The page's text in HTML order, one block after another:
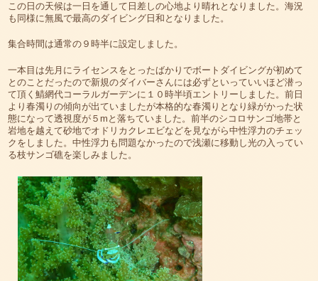
この日の天候は一日を通して日差しの心地より晴れとなりました。海況
も同様に無風で最高のダイビング日和となりました。
集合時間は通常の９時半に設定しました。
一本目は先月にライセンスをとったばかりでボートダイビングが初めて
とのことだったので新規のダイバーさんには必ずといっていいほど潜っ
て頂く鯖網代コーラルガーデンに１０時半頃エントリーしました。前日
より春濁りの傾向が出ていましたが本格的な春濁りとなり緑がかった状
態になって透視度が５mと落ちていました。前半のシコロサンゴ地帯と
岩地を越えて砂地でオドリカクレエビなどを見ながら中性浮力のチェッ
クをしました。中性浮力も問題なかったので浅瀬に移動し光の入ってい
る枝サンゴ礁を楽しみました。